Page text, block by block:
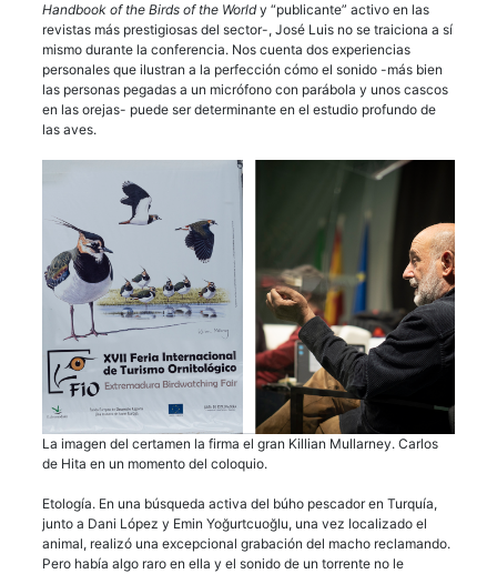
Handbook of the Birds of the Worldy “publicante” activo en las
revistas más prestigiosas del sector-, José Luis no se traiciona a sí
mismo durante la conferencia. Nos cuenta dos experiencias
personales que ilustran a la perfección cómo el sonido -más bien
las personas pegadas a un micrófono con parábola y unos cascos
en las orejas- puede ser determinante en el estudio profundo de
las aves.
La imagen del certamen la firma el gran Killian Mullarney. Carlos
de Hita en un momento del coloquio.
Etología. En una búsqueda activa del búho pescador en Turquía,
junto a Dani López y Emin Yoğurtcuoğlu, una vez localizado el
animal, realizó una excepcional grabación del macho reclamando.
Pero había algo raro en ella y el sonido de un torrente no le